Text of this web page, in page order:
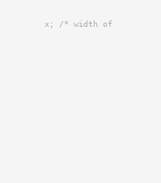
x; /* width of